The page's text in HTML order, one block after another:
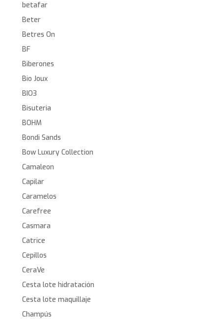
betafar
Beter
Betres On
BF
Biberones
Bio Joux
BIO3
Bisuteria
BOHM
Bondi Sands
Bow Luxury Collection
Camaleon
Capilar
Caramelos
Carefree
Casmara
Catrice
Cepillos
CeraVe
Cesta lote hidratación
Cesta lote maquillaje
Champús